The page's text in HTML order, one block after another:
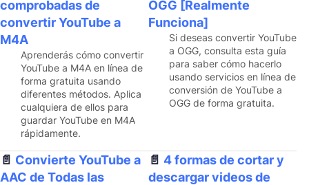
comprobadas de
convertir YouTube a
M4A
Aprenderás cómo convertir
YouTube a M4A en línea de
forma gratuita usando
diferentes métodos. Aplica
cualquiera de ellos para
guardar YouTube en M4A
rápidamente.
OGG [Realmente
Funciona]
Si deseas convertir YouTube
a OGG, consulta esta guía
para saber cómo hacerlo
usando servicios en línea de
conversión de YouTube a
OGG de forma gratuita.
Convierte YouTube a
AAC de Todas las
4 formas de cortar y
descargar videos de